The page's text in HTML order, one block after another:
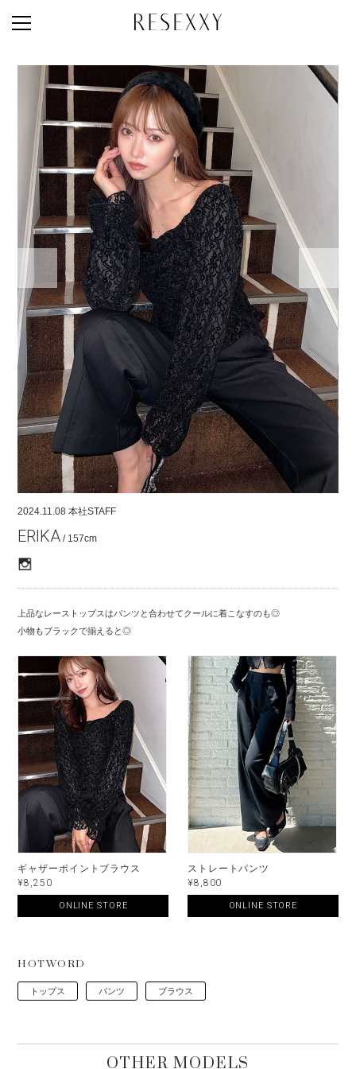
STAFF STYLE
2024.11.08 本社STAFF
ERIKA / 157cm
上品なレーストップスはパンツと合わせてクールに着こなすのも◎
小物もブラックで揃えると◎
ギャザーポイントブラウス
¥8,250
ONLINE STORE
ストレートパンツ
¥8,800
ONLINE STORE
HOTWORD
トップス パンツ ブラウス
OTHER MODELS
NEWS
MAGAZINE
LOOK BOOK
NEW ARRIVAL
RANKING
STYLE PHOTO
ACCOUNT
SHOP LIST
CONCEPT
ONLINE STORE
COMPANY
CONTACT
RECRUIT
FOR BUSINESS PARTNER